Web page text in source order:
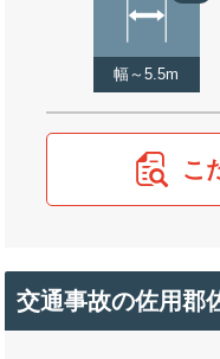
幅～5.5m
こ
交通事故の佐用郡